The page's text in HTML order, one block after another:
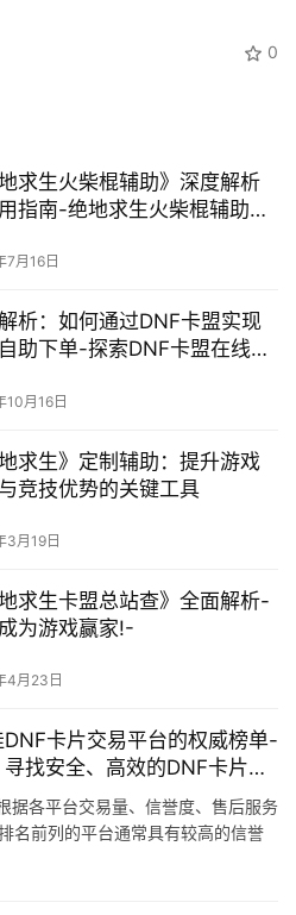
0
地求生火柴棍辅助》深度解析
指南-绝地求生火柴棍辅助工
7月16日
析：如何通过DNF卡盟实现
助下单-探索DNF卡盟在线自
10月16日
地求生》定制辅助：提升游戏
竞技优势的关键工具
3月19日
地求生卡盟总站查》全面解析-
为游戏赢家!-
4月23日
卡片交易平台的权威榜单-
找安全、高效的DNF卡片交
据各平台交易量、信誉度、售后服务
名前列的平台通常具有较高的信誉